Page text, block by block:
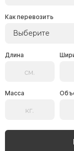
Как перевозить
Выберите
Длина
Масса